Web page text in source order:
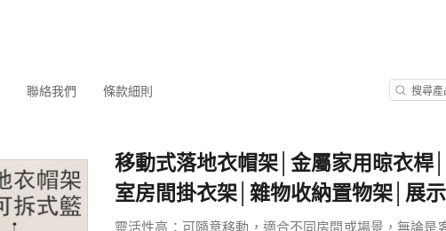
聯絡我們 條款細則
移動式落地衣帽架│金屬家用晾衣桿
室房間掛衣架│雜物收納置物架│展
靈活性高：可隨意移動，適合不同房間或場景，無論是